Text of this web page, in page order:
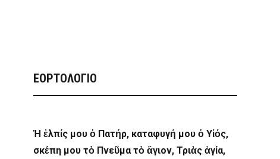
ΕΟΡΤΟΛΟΓΙΟ
Ἡ ἐλπίς μου ὁ Πατήρ, καταφυγή μου ὁ Υἱός,
σκέπη μου τὸ Πνεῦμα τὸ ἅγιον, Τριὰς ἁγία,